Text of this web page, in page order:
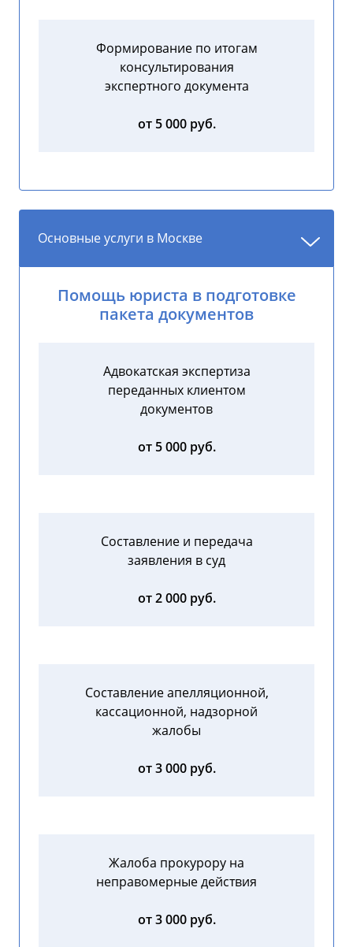
Формирование по итогам
консультирования
экспертного документа
от 5 000 руб.
Основные услуги в Москве
Помощь юриста в подготовке
пакета документов
Адвокатская экспертиза
переданных клиентом
документов
от 5 000 руб.
Составление и передача
заявления в суд
от 2 000 руб.
Составление апелляционной,
кассационной, надзорной
жалобы
от 3 000 руб.
Жалоба прокурору на
неправомерные действия
от 3 000 руб.